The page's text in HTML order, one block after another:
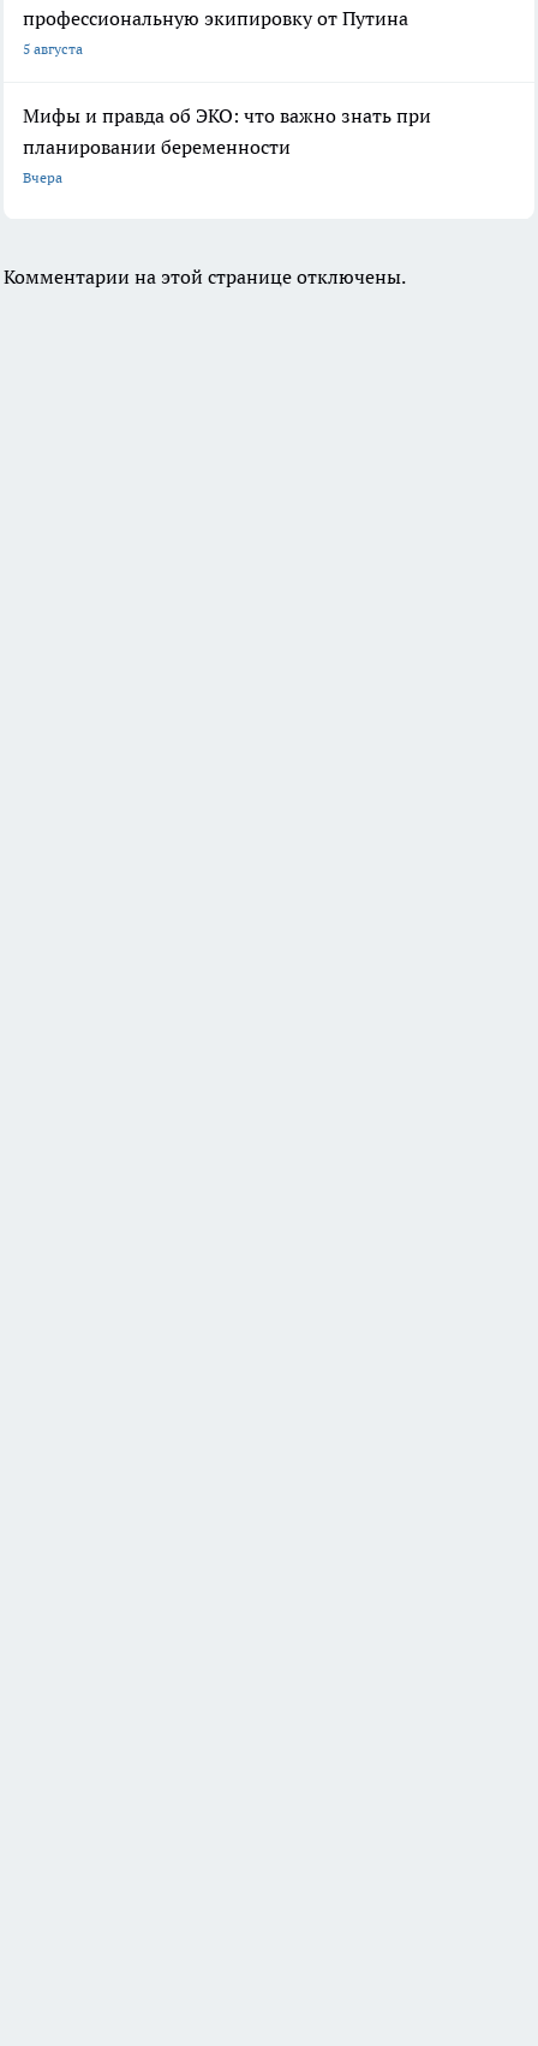
профессиональную экипировку от Путина
5 августа
Мифы и правда об ЭКО: что важно знать при
планировании беременности
Вчера
Комментарии на этой странице отключены.